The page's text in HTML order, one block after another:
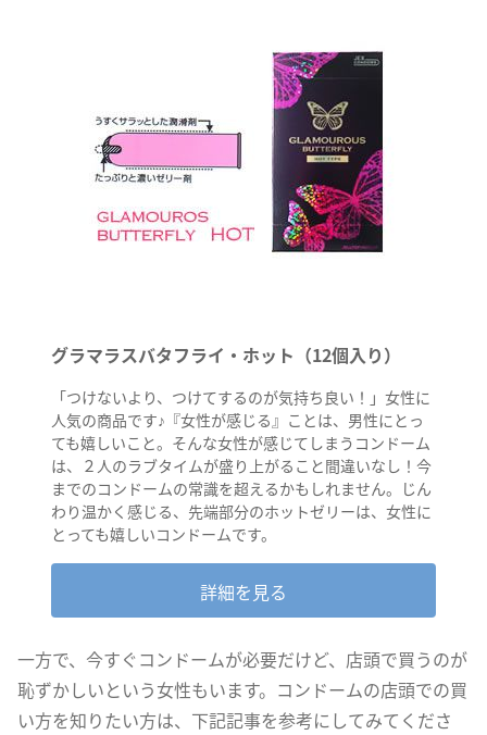
グラマラスバタフライ・ホット（12個入り）
「つけないより、つけてするのが気持ち良い！」女性に
人気の商品です♪『女性が感じる』ことは、男性にとっ
ても嬉しいこと。そんな女性が感じてしまうコンドーム
は、２人のラブタイムが盛り上がること間違いなし！今
までのコンドームの常識を超えるかもしれません。じん
わり温かく感じる、先端部分のホットゼリーは、女性に
とっても嬉しいコンドームです。
詳細を見る
一方で、今すぐコンドームが必要だけど、店頭で買うのが
恥ずかしいという女性もいます。コンドームの店頭での買
い方を知りたい方は、下記記事を参考にしてみてくださ